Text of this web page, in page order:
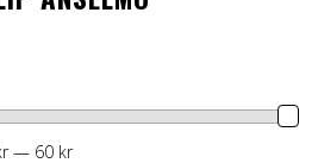
— 60 kr